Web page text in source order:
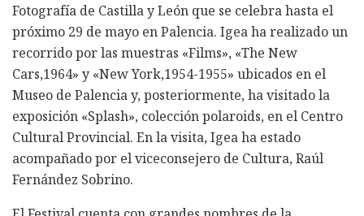
Fotografía de Castilla y León que se celebra hasta el
próximo 29 de mayo en Palencia. Igea ha realizado un
recorrido por las muestras «Films», «The New
Cars,1964» y «New York,1954-1955» ubicados en el
Museo de Palencia y, posteriormente, ha visitado la
exposición «Splash», colección polaroids, en el Centro
Cultural Provincial. En la visita, Igea ha estado
acompañado por el viceconsejero de Cultura, Raúl
Fernández Sobrino.